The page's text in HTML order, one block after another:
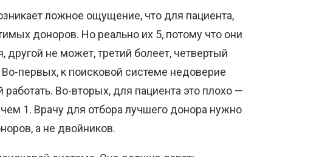
ложное ощущение, что для пациента,
доноров. Но реально их 5, потому что они
другой не может, третий болеет, четвертый
первых, к поисковой системе недоверие
Во-вторых, для пациента это плохо —
1. Врачу для отбора лучшего донора нужно
а не двойников.